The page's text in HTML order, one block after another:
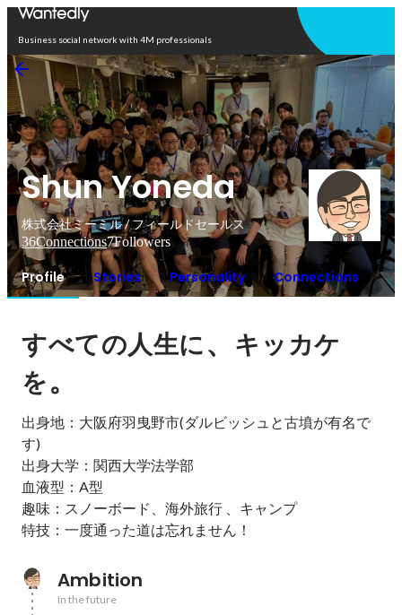
Business social network with 4M professionals
Shun Yoneda
株式会社ミーミル / フィールドセールス
36Connections7Followers
Profile Stories Personality Connections
すべての人生に、 キッカケ
を。
出身地：大阪府羽曳野市(ダルビッシュと古墳が有名で
す)
出身大学：関西大学法学部
血液型：A型
趣味：スノーボード、海外旅行 、キャンプ
特技：一度通った道は忘れません！
Ambition
In the future